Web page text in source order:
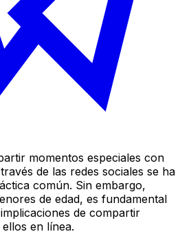
momentos especiales con
de las redes sociales se ha
común. Sin embargo,
de edad, es fundamental
de compartir
en línea.